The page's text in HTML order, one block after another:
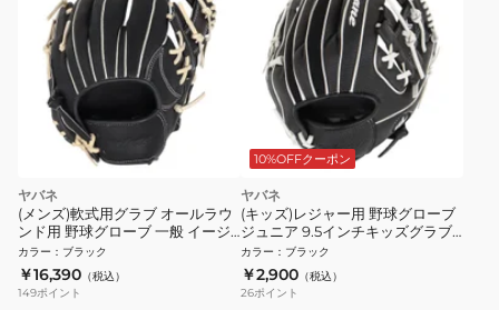
ヤバネ
(メンズ)軟式用グラブ オールラウ
ンド用 野球グローブ 一般 イージ
ーグラブ YA5EGR06 90
カラー ： ブラック
￥16,390 （税込）
149ポイント
10%OFFクーポン
ヤバネ
(キッズ)レジャー用 野球グローブ
ジュニア 9.5インチキッズグラブ
YA2EGJ01 90
カラー ： ブラック
￥2,900 （税込）
26ポイント